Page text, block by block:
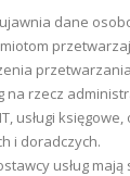
dane
na rzecz
usługi
i doradczych.
usług